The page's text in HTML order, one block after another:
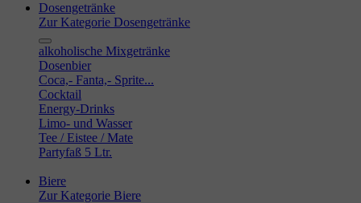
Dosengetränke
Zur Kategorie Dosengetränke
alkoholische Mixgetränke
Dosenbier
Coca,- Fanta,- Sprite...
Cocktail
Energy-Drinks
Limo- und Wasser
Tee / Eistee / Mate
Partyfaß 5 Ltr.
Biere
Zur Kategorie Biere